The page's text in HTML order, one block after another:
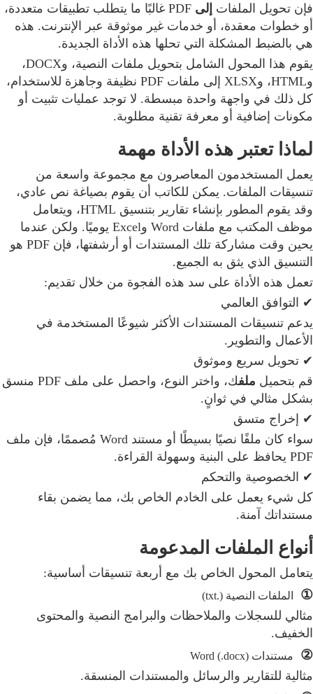
فإن تحويل الملفات إلى
PDF غالبًا ما يتطلب تطبيقات متعددة،
أو خطوات معقدة، أو خدمات غير موثوقة عبر الإنترنت. هذه
هي بالضبط المشكلة التي تحلها هذه الأداة الجديدة.
يقوم هذا المحول الشامل بتحويل ملفات النصية، وDOCX،
وHTML، وXLSX إلى ملفات PDF نظيفة وجاهزة للاستخدام،
كل ذلك في واجهة واحدة مبسطة. لا توجد عمليات تثبيت أو
مكونات إضافية أو معرفة تقنية مطلوبة.
لماذا تعتبر هذه الأداة مهمة
يعمل المستخدمون المعاصرون مع مجموعة واسعة من
تنسيقات الملفات. يمكن للكاتب أن يقوم بصياغة نص عادي،
وقد يقوم المطور بإنشاء تقارير بتنسيق HTML، ويتعامل
موظف المكتب مع ملفات Word وExcel يوميًا. ولكن عندما
يحين وقت مشاركة تلك المستندات أو أرشفتها، فإن PDF هو
التنسيق الذي يثق به الجميع.
تعمل هذه الأداة على سد هذه الفجوة من خلال تقديم:
✔ التوافق العالمي
يدعم تنسيقات المستندات الأكثر شيوعًا المستخدمة في
الأعمال والتطوير.
✔ تحويل سريع وموثوق
قم بتحميل ملف
ك، واختر النوع، واحصل على ملف PDF منسق
بشكل مثالي في ثوانٍ.
✔ إخراج متسق
سواء كان ملفًا نصيًا بسيطًا أو مستند Word مُصممًا، فإن ملف
PDF يحافظ على البنية وسهولة القراءة.
✔ الخصوصية والتحكم
كل شيء يعمل على الخادم الخاص بك، مما يضمن بقاء
مستنداتك آمنة.
أنواع الملفات المدعومة
يتعامل المحول الخاص بك مع أربعة تنسيقات أساسية:
① الملفات النصية (.txt)
مثالي للسجلات والملاحظات والبرامج النصية والمحتوى
الخفيف.
② مستندات Word (.docx)
مثالية للتقارير والرسائل والمستندات المنسقة.